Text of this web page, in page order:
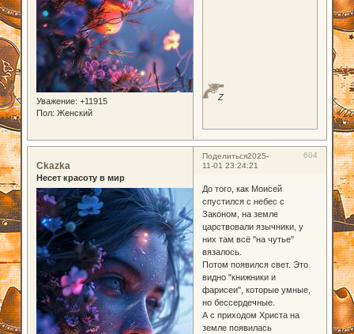
Уважение: +11915
Пол: Женский
Z
Поделиться 604
2025-
11-01 23:24:21
Ckazka
Несет красоту в мир
До того, как Моисей
спустился с небес с
Законом, на земле
царствовали язычники, у
них там всё "на чутье"
вязалось.
Потом появился свет. Это
видно "книжники и
фарисеи", которые умные,
но бессердечные.
А с приходом Христа на
земле появилась